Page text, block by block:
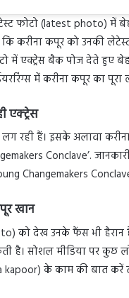
फोटो (latest photo) में
करीना कपूर को उनकी
में एक्ट्रेस बैक पोज देते हुए
में करीना कपूर का
एक्ट्रेस
रही हैं। इसके अलावा
Conclave’.
Changemakers
खान
देख उनके फैंस भी हैरान
सोशल मीडिया पर कुछ
kapoor) के काम की बात